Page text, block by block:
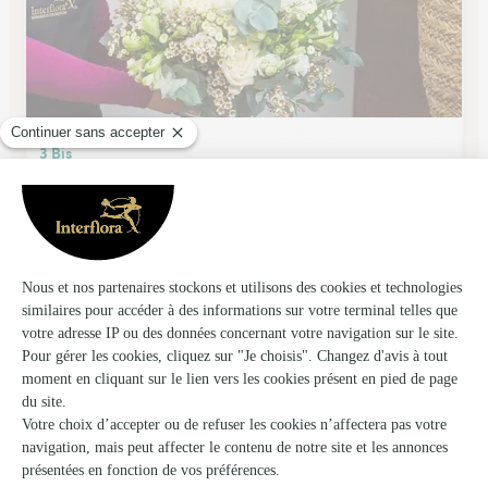
3 Bis
Arpajon
★4.7 (93)
3 bis, Bd Abel Cornaton